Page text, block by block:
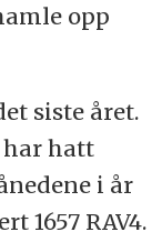
opp
siste året.
har hatt
i år
1657 RAV4.